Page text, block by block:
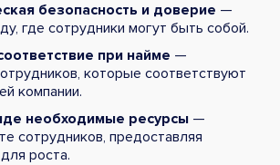
безопасность и доверие —
где сотрудники могут быть собой.
при найме —
которые соответствуют
компании.
необходимые ресурсы —
сотрудников, предоставляя
роста.